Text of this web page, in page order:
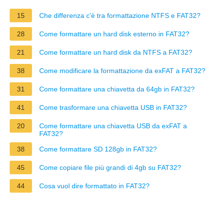
15 Che differenza c'è tra formattazione NTFS e FAT32?
28 Come formattare un hard disk esterno in FAT32?
21 Come formattare un hard disk da NTFS a FAT32?
38 Come modificare la formattazione da exFAT a FAT32?
31 Come formattare una chiavetta da 64gb in FAT32?
41 Come trasformare una chiavetta USB in FAT32?
20
Come formattare una chiavetta USB da exFAT a
FAT32?
38
Come formattare SD 128gb in FAT32?
45 Come copiare file più grandi di 4gb su FAT32?
44 Cosa vuol dire formattato in FAT32?